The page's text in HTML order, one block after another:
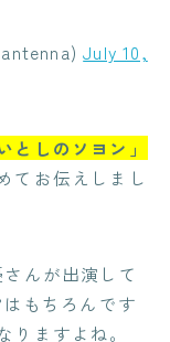
July 10,
としのソヨン」
てお伝えしまし
んが出演して
もちろんです
ますよね。